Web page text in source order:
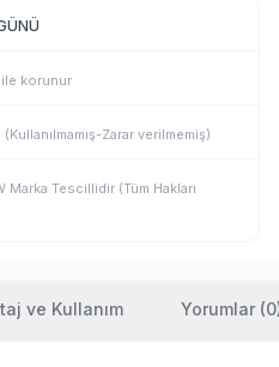
korunur
Zarar verilmemiş)
Marka Tescillidir (Tüm Hakları
ve Kullanım Yorumlar